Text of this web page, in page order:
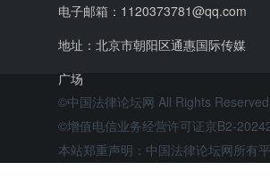
电子邮箱：1120373781@qq.com
地址：北京市朝阳区通惠国际传媒
广场
©中国法律论坛网 All Rights
©增值电信业务经营许可证京B2-
本站郑重声明：中国法律论坛网所有